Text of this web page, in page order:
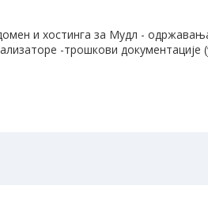
и хостинга за Мудл -
-трошкови